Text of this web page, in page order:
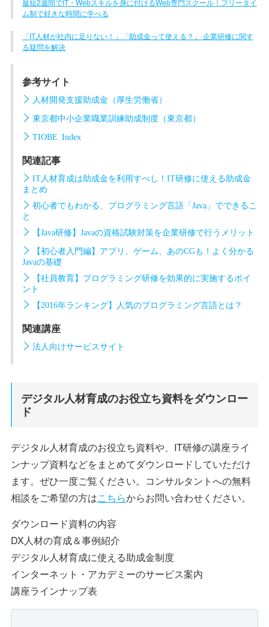
ム制で好きな時間に学べる
「IT人材が社内に足りない！」「助成金って使える？」 企業研修に関す
る疑問を解決
参考サイト
人材開発支援助成金（厚生労働省）
東京都中小企業職業訓練助成制度（東京都）
TIOBE Index
関連記事
IT人材育成は助成金を利用すべし！IT研修に使える助成金
まとめ
初心者でもわかる、プログラミング言語「Java」でできるこ
と
【Java研修】Javaの資格試験対策を企業研修で行うメリット
【初心者入門編】アプリ、ゲーム、あのCGも！よく分かる
Javaの基礎
【社員教育】プログラミング研修を効果的に実施するポイ
ント
【2016年ランキング】人気のプログラミング言語とは？
関連講座
法人向けサービスサイト
デジタル人材育成のお役立ち資料をダウンロー
ド
デジタル人材育成のお役立ち資料や、IT研修の講座ライ
ンナップ資料などをまとめてダウンロードしていただけ
ます。ぜひ一度ご覧ください。コンサルタントへの無料
相談をご希望の方はこちらからお問い合わせください。
ダウンロード資料の内容
DX人材の育成＆事例紹介
デジタル人材育成に使える助成金制度
インターネット・アカデミーのサービス案内
講座ラインナップ表